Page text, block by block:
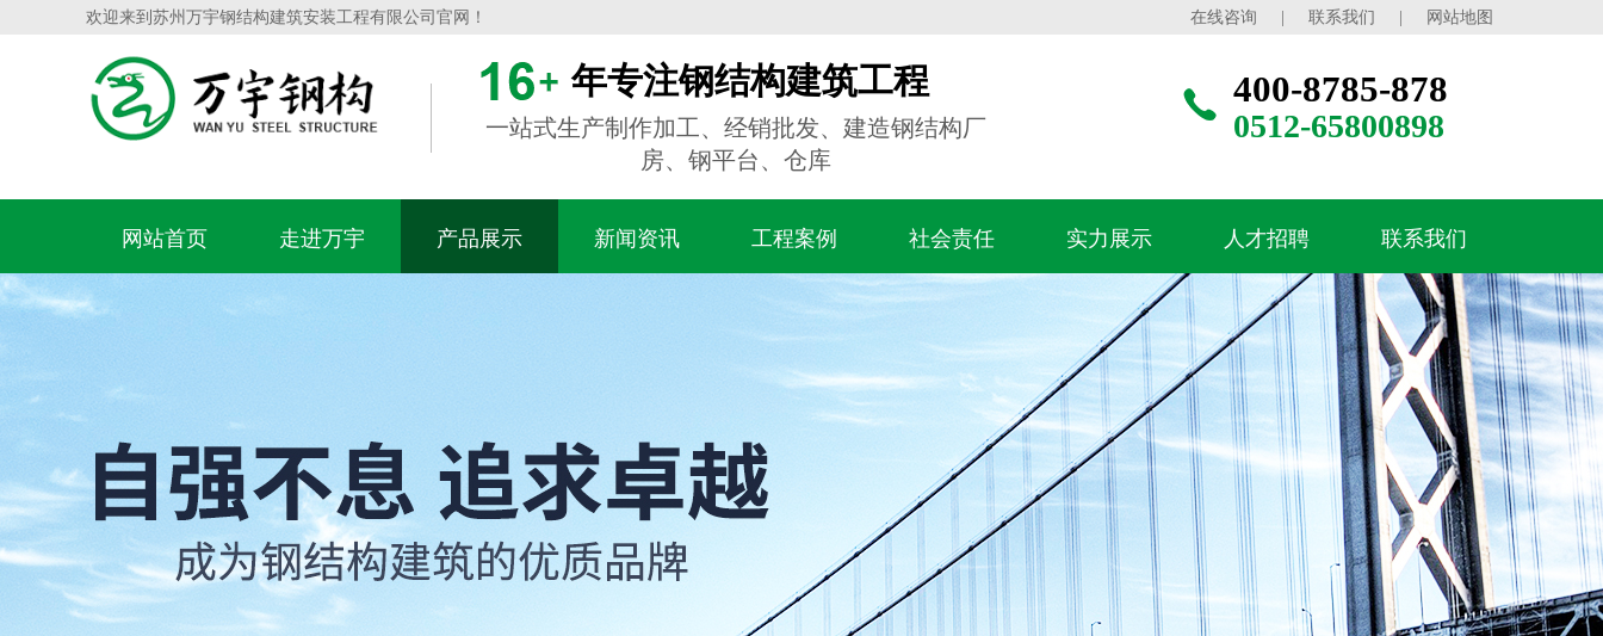
欢迎来到苏州万宇钢结构建筑安装工程有限公司官网！ 在线咨询 联系我们 网站地图
年专注钢结构建筑工程
一站式生产制作加工、经销批发、建造钢结构厂
房、钢平台、仓库
400-8785-878
0512-65800898
网站首页 走进万宇 产品展示 新闻资讯 工程案例 社会责任 实力展示 人才招聘 联系我们